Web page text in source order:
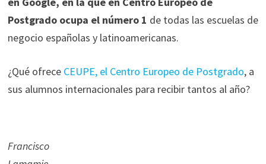
Postgrado ocupa el número 1 de todas las escuelas de
negocio españolas y latinoamericanas.
¿Qué ofreceCEUPE, el Centro Europeo de Postgrado, a
sus alumnos internacionales para recibir tantos al año?
Francisco